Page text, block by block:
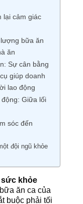
lại cảm giác
bữa ăn
ăn
Sự cân bằng
giúp doanh
lao động
Giữa lối
sóc đến
đội ngũ khỏe
sức khỏe
ăn ca của
buộc phải tối